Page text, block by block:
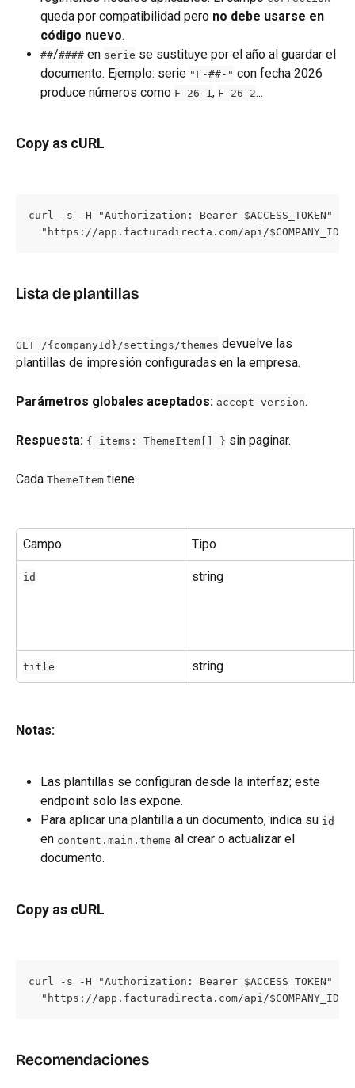
queda por compatibilidad pero no debe usarse en
código nuevo.
##/#### en serie se sustituye por el año al guardar el
documento. Ejemplo: serie "F-##-" con fecha 2026
produce números como F-26-1 , F-26-2...
Copy as cURL
curl -s -H "Authorization: Bearer $ACCESS_TOKEN" \
"https://app.facturadirecta.com/api/$COMPANY_ID/
Lista de plantillas
GET /{companyId}/settings/themes devuelve las
plantillas de impresión configuradas en la empresa.
Parámetros globales aceptados: accept-version.
Respuesta: { items: ThemeItem[] } sin paginar.
Cada ThemeItem tiene:
Campo Tipo
id string
title string
Notas:
Las plantillas se configuran desde la interfaz; este
endpoint solo las expone.
Para aplicar una plantilla a un documento, indica su id
en content.main.theme al crear o actualizar el
documento.
Copy as cURL
curl -s -H "Authorization: Bearer $ACCESS_TOKEN" \
"https://app.facturadirecta.com/api/$COMPANY_ID/
Recomendaciones